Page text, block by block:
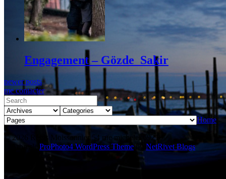
Engagement – Gözde_Sakir
newer posts
me contacter
Home
© 2026 Régis Moissonnier 54 rue michelet 69210
L'Arbresle ProPhoto4 WordPress Theme NetRivet Blogs